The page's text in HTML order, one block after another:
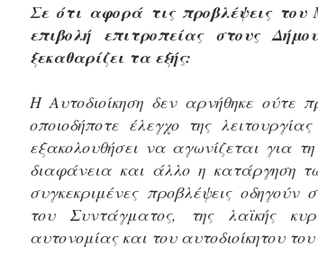
Σε ότι αφορά τις προβλέψεις του
επιβολή επιτροπείας στους
ξεκαθαρίζει τα εξής:
Η Αυτοδιοίκηση δεν αρνήθηκε ούτε
οποιοδήποτε έλεγχο της
εξακολουθήσει να αγωνίζεται για
διαφάνεια και άλλο η κατάργηση
συγκεκριμένες προβλέψεις
του Συντάγματος, της λαϊκής
αυτονομίας και του αυτοδιοίκητου
Συνεχίζονται οι
σε δήμους της χώρας. Το
φωτογραφικό υλικό στο
αυτή την ανάρτηση. Επίσης,
φωτογραφικό τους υλικό
δημοσιεύουμε εδώ, άμεσα.
MAR
18
Θεσσαλονίκη:
αστυνομικοί – Τι
Ενισχύεται το έργο
Θεσσαλονίκης καθώς το
ορκίστηκαν οι 75 νέοι